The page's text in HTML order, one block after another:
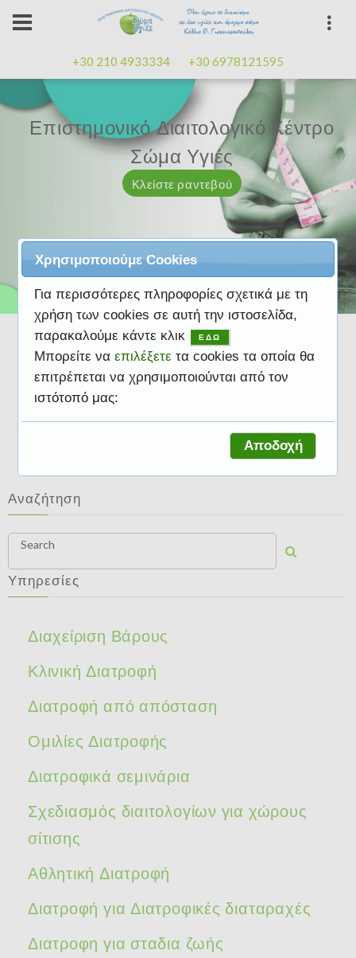
+30 210 4933334 +30 6978121595
Επαγγελματισμός, εμπειρίακαλή
διάθεση
Κλείστε ραντεβού
Επιστημονικό Διαιτολογικό Κέντρο
Σώμα Υγιές
Κλείστε ραντεβού
Μαζί μας μπορείτε
Κλείστε ραντεβού
Επαγγελματισμός, εμπειρίακαλή
διάθεση
Κλείστε ραντεβού
Επιστημονικό Διαιτολογικό Κέντρο
Σώμα Υγιές
Κλείστε ραντεβού
Αθλητική Διατροφή
Αναζήτηση
Search
Υπηρεσίες
Διαχείριση Βάρους
Κλινική Διατροφή
Διατροφή από απόσταση
Ομιλίες Διατροφής
Διατροφικά σεμινάρια
Σχεδιασμός διαιτολογίων για χώρους
σίτισης
Αθλητική Διατροφή
Διατροφή για Διατροφικές διαταραχές
Διατροφη για σταδια ζωής
Χρησιμοποιούμε Cookies
Για περισσότερες πληροφορίες σχετικά με τη
χρήση των cookies σε αυτή την ιστοσελίδα,
παρακαλούμε κάντε κλικ
ΕΔΩ
Μπορείτε να επιλέξετε τα cookies τα οποία θα
επιτρέπεται να χρησιμοποιούνται από τον
ιστότοπό μας:
Αποδοχή